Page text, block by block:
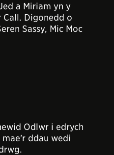
a Miriam yn y
Digonedd o
Sassy, Mic Moc
Odlwr i edrych
ddau wedi